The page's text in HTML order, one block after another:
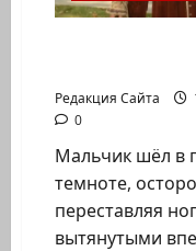
Редакция Сайта
0
Мальчик шёл в
темноте,
переставляя
вытянутыми